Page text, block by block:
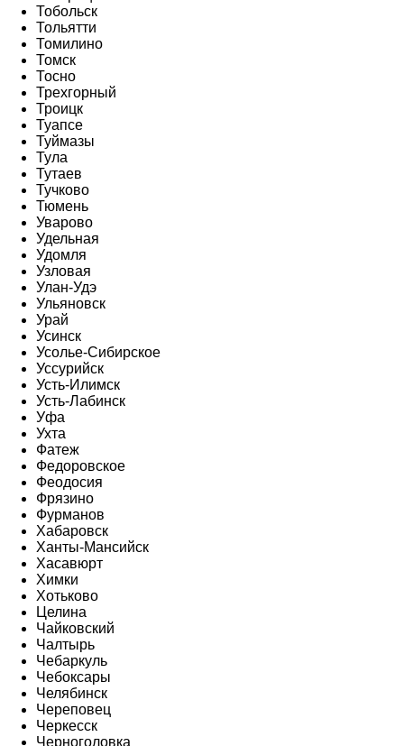
Тобольск
Тольятти
Томилино
Томск
Тосно
Трехгорный
Троицк
Туапсе
Туймазы
Тула
Тутаев
Тучково
Тюмень
Уварово
Удельная
Удомля
Узловая
Улан-Удэ
Ульяновск
Урай
Усинск
Усолье-Сибирское
Уссурийск
Усть-Илимск
Усть-Лабинск
Уфа
Ухта
Фатеж
Федоровское
Феодосия
Фрязино
Фурманов
Хабаровск
Ханты-Мансийск
Хасавюрт
Химки
Хотьково
Целина
Чайковский
Чалтырь
Чебаркуль
Чебоксары
Челябинск
Череповец
Черкесск
Черноголовка